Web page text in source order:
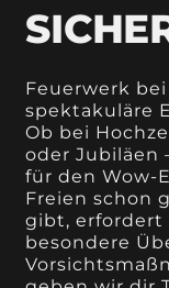
Feuerwerk
spektakuläre
Ob bei
oder Jubiläen
für den Wow-
Freien schon
gibt, erfordert
besondere